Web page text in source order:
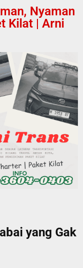
Nyaman
Kilat | Arni
yang Gak